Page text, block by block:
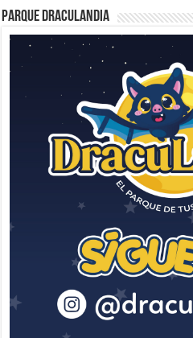
Parque Draculandia